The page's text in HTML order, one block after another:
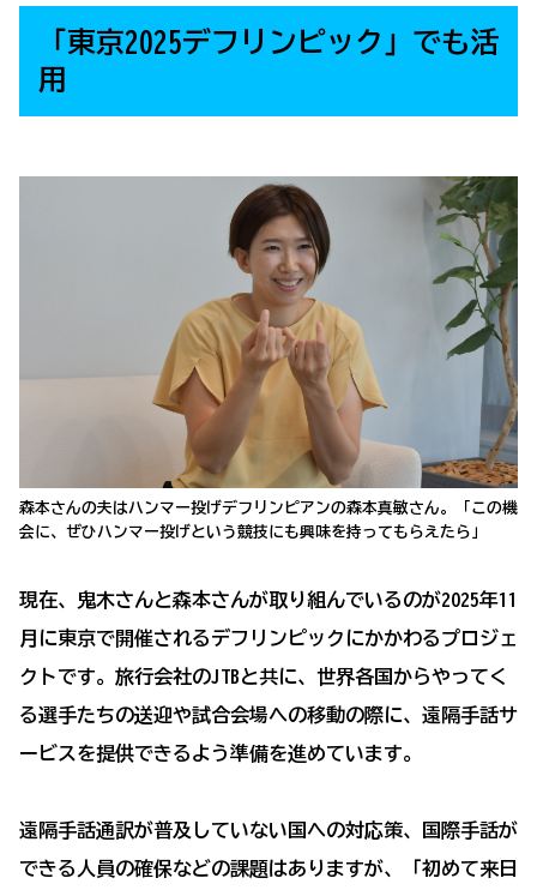
「東京2025デフリンピック」でも活
用
森本さんの夫はハンマー投げデフリンピアンの森本真敏さん。「この機
会に、ぜひハンマー投げという競技にも興味を持ってもらえたら」
現在、鬼木さんと森本さんが取り組んでいるのが2025年11
月に東京で開催されるデフリンピックにかかわるプロジェ
クトです。旅行会社のJTBと共に、世界各国からやってく
る選手たちの送迎や試合会場への移動の際に、遠隔手話サ
ービスを提供できるよう準備を進めています。
遠隔手話通訳が普及していない国への対応策、国際手話が
できる人員の確保などの課題はありますが、「初めて来日